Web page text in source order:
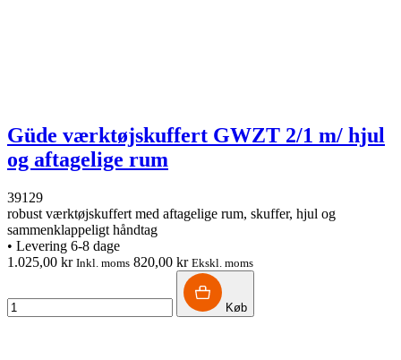
Güde værktøjskuffert GWZT 2/1 m/ hjul
og aftagelige rum
39129
robust værktøjskuffert med aftagelige rum, skuffer, hjul og
sammenklappeligt håndtag
• Levering 6-8 dage
1.025,00 kr Inkl. moms 820,00 kr Ekskl. moms
Køb